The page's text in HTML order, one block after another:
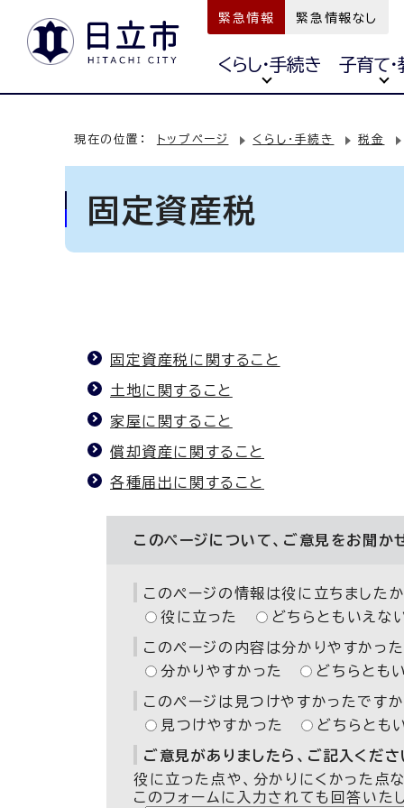
緊急情報 緊急情報なし
くらし・手続き 子育て
現在の位置： トップページ くらし・手続き 税金
固定資産税
固定資産税に関すること
土地に関すること
家屋に関すること
償却資産に関すること
各種届出に関すること
このページについて、ご意見をお聞か
このページの情報は役に立ちましたか
役に立った
どちらともいえな
このページの内容は分かりやすかっ
分かりやすかった
どちらとも
このページは見つけやすかったですか
見つけやすかった
どちらとも
ご意見がありましたら、ご記入くだ
役に立った点や、分かりにくかった点
このフォームに入力されても回答いた